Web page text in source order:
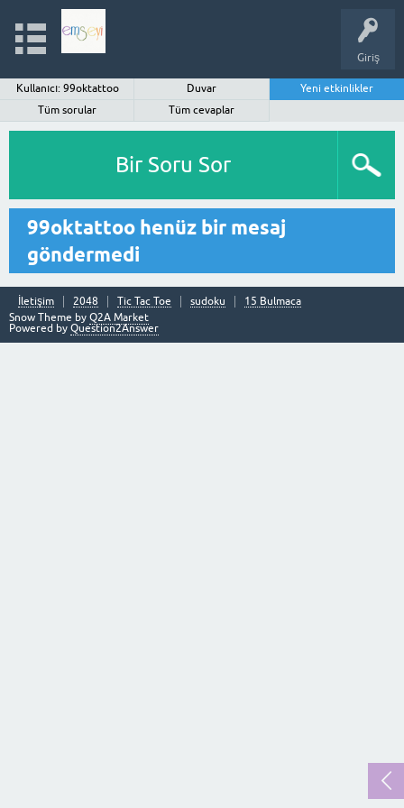
Giriş
Kullanıcı: 99oktattoo Duvar
Yeni etkinlikler
Tüm sorular
Tüm cevaplar
Bir Soru Sor
99oktattoo henüz bir mesaj
göndermedi
İletişim 2048 Tic Tac Toe sudoku
15 Bulmaca
Snow Theme by Q2A Market
Powered by Question2Answer